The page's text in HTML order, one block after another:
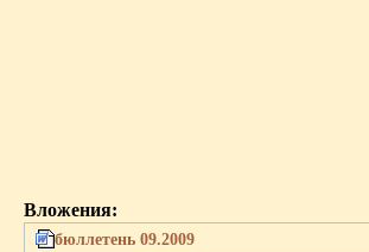
Вложения:
бюллетень 09.2009